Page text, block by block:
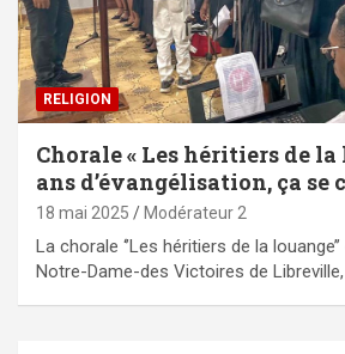
RELIGION
Chorale « Les héritiers de la
ans d’évangélisation, ça se
18 mai 2025 Modérateur 2
La chorale ‘’Les héritiers de la
Notre-Dame-des Victoires de Libreville,